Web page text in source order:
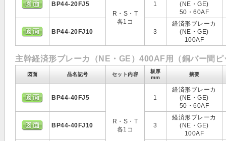
BP44-20FJ5
R・S・T
各1コ
1
(NE・GE)
50・60AF
BP44-20FJ10 3
経済形ブレーカ
(NE・GE)
100AF
主幹経済形ブレーカ（NE・GE）400AF用（銅バー間ピ
図面 品名記号 セット内容
板厚
mm
摘要
BP44-40FJ5
R・S・T
各1コ
1
経済形ブレーカ
(NE・GE)
50・60AF
BP44-40FJ10 3
経済形ブレーカ
(NE・GE)
100AF